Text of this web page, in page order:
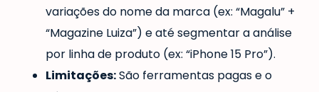
variações do nome da marca (ex: “Magalu” +
“Magazine Luiza”) e até segmentar a análise
por linha de produto (ex: “iPhone 15 Pro”).
Limitações:São ferramentas pagas e o